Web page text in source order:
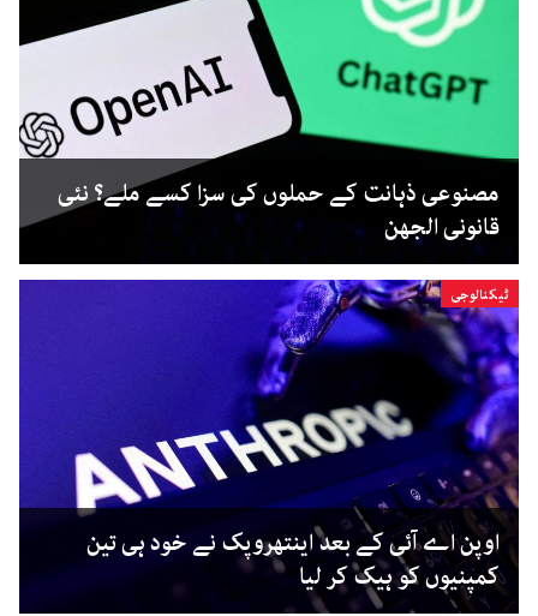
مصنوعی ذہانت کے حملوں کی سزا کسے ملے؟ نئی
قانونی الجھن
ٹیکنالوجی
اوپن اے آئی کے بعد اینتھروپک نے خود ہی تین
کمپنیوں کو ہیک کر لیا